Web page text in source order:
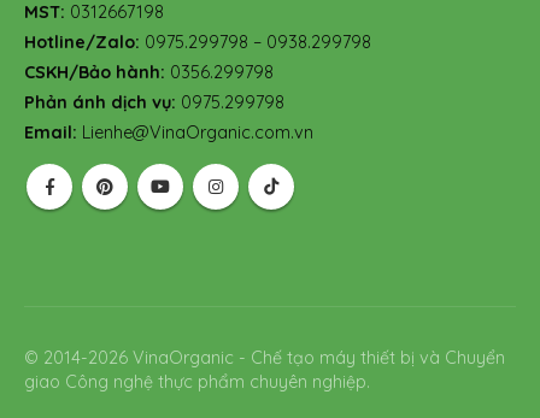
MST: 0312667198
Hotline/Zalo: 0975.299798 – 0938.299798
CSKH/Bảo hành: 0356.299798
Phản ánh dịch vụ: 0975.299798
Email: Lienhe@VinaOrganic.com.vn
© 2014-2026 VinaOrganic - Chế tạo máy thiết bị và Chuyển
giao Công nghệ thực phẩm chuyên nghiệp.